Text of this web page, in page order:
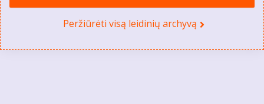
Peržiūrėti visą leidinių archyvą